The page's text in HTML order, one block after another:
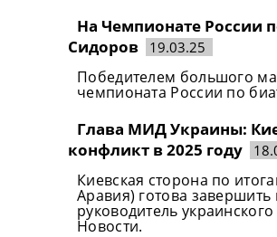
На Чемпионате России
Сидоров
19.03.25
Победителем большого
чемпионата России по
Глава МИД Украины:
конфликт в 2025 году
Киевская сторона по
Аравия) готова
руководитель
Новости.